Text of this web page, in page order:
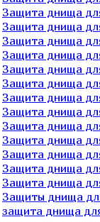
Защита днища
Защита днища
Защита днища
Защита днища
Защита днища
Защита днища
Защита днища
Защита днища
Защита днища
Защита днища
Защита днища
Защита днища
Защита днища
Защиты днища
защита днища